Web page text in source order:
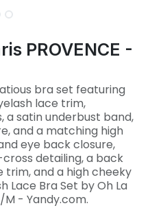
PROVENCE -
bra set featuring
lace trim,
a satin underbust band,
and a matching high
eye back closure,
detailing, a back
trim, and a high cheeky
Lace Bra Set by Oh La
M - Yandy.com.